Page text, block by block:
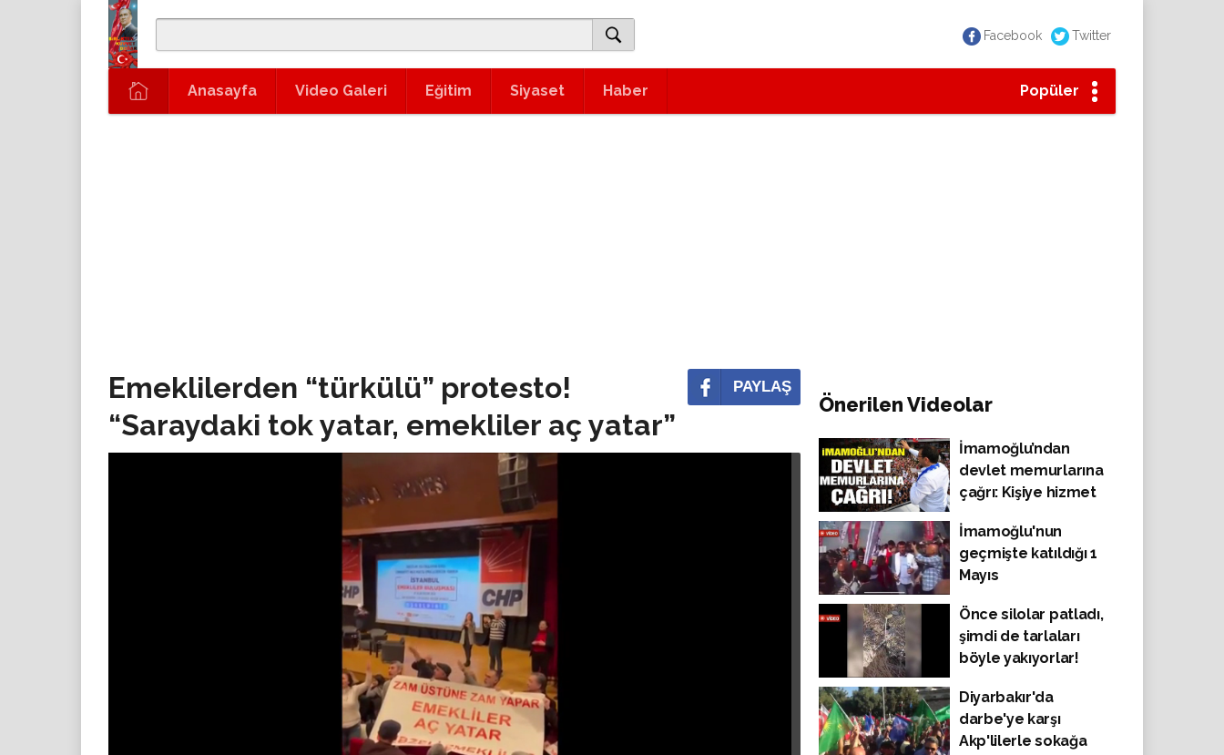
Facebook Twitter
Anasayfa Video Galeri Eğitim Siyaset Haber Popüler
PAYLAŞ
Emeklilerden “türkülü” protesto!
“Saraydaki tok yatar, emekliler aç yatar”
Önerilen Videolar
İmamoğlu’ndan
devlet memurlarına
çağrı: Kişiye hizmet
hizmet edin
İmamoğlu'nun
geçmişte katıldığı 1
Mayıs
görüntüler
Önce silolar patladı,
şimdi de tarlaları
böyle yakıyorlar!
akıllara gelirken
kaydedilen bir
görüntü yangın
Diyarbakır'da
darbe'ye karşı
Akp'lilerle sokağa